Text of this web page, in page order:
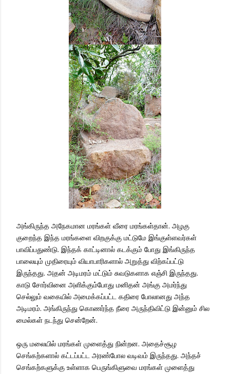
அங்கிருந்த அநேகமான மரங்கள் வீரை மரங்கள்தான். அழகு
குறைந்த இந்த மரங்களை விறகுக்கு மட்டுமே இங்குள்ளவர்கள்
பாவிப்பதுண்டு. இந்தக் காட்டினால் கடக்கும் போது இங்கிருந்த
பாலையும் முதிரையும் வியாபாரிகளால் அறுத்து விற்கப்பட்டு
இருந்தது. அதன் அடிமரம் மட்டும் சுவடுகளாக எஞ்சி இருந்தது.
காடு சோர்வினை அளிக்கும்போது மனிதன் அங்கு அமர்ந்து
செல்லும் வகையில் அமைக்கப்பட்ட கதிரை போலானது அந்த
அடிமரம். அங்கிருந்து கொணர்ந்த நீரை அருந்திவிட்டு இன்னும் சில
மைல்கள் நடந்து சென்றேன்.
ஒரு மலையில் மரங்கள் முளைத்து நின்றன. அதைச்சூழ
செங்கற்களால் கட்டப்பட்ட அரண்போல வடிவம் இருந்தது. அந்தச்
செங்கற்களுக்கு உள்ளாக பெருங்கிளுவை மரங்கள் முளைத்து